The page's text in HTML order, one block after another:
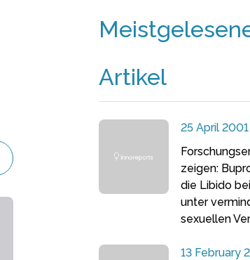
Artikel
25 April 2001
zeigen:
die Libido
unter
sexuellen
13 February